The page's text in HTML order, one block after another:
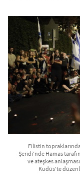
Filistin
Şeridi'nde Hamas
ve ateşkes
Kudüs'te